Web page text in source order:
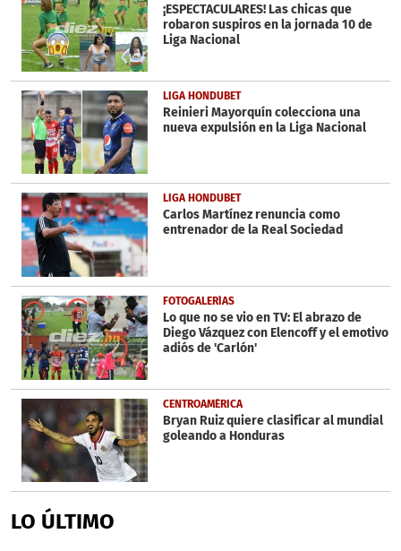
¡ESPECTACULARES! Las chicas que
robaron suspiros en la jornada 10 de
Liga Nacional
LIGA HONDUBET
Reinieri Mayorquín colecciona una
nueva expulsión en la Liga Nacional
LIGA HONDUBET
Carlos Martínez renuncia como
entrenador de la Real Sociedad
FOTOGALERÍAS
Lo que no se vio en TV: El abrazo de
Diego Vázquez con Elencoff y el emotivo
adiós de 'Carlón'
CENTROAMÉRICA
Bryan Ruiz quiere clasificar al mundial
goleando a Honduras
LO ÚLTIMO